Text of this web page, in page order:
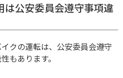
公安委員会遵守事項違
クの運転は、公安委員会遵守
もあります。